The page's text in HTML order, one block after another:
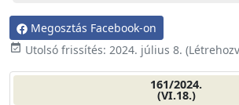
Megosztás Facebook-on
event_available Utolsó frissítés: 2024. július 8.
161/2024.
(VI.18.)